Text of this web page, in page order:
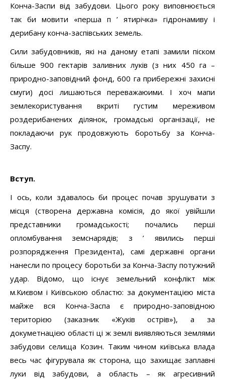
Конча-Заспи від забудови. Цього року виповнюється
так би мовити «перша п ’ ятирічка» гідронамиву і
дерибану конча-заспівських земель.
Сили забудовників, які на даному етапі замили піском
більше 900 гектарів заливних луків (з них 450 га –
природно-заповідний фонд, 600 га прибережні захисні
смуги) досі лишаються переважаюими. І хоч мапи
землекористування вкриті густим мереживом
роздерибанених ділянок, громадські організації, не
покладаючи рук продовжують боротьбу за Конча-
Заспу.
Вступ.
І ось, коли здавалось би процес почав зрушувати з
місця (створена державна комісія, до якої увійшли
представники громадськості; почались перші
опломбування земснарядів; з ’ явились перші
розпорядження Президента), самі державні органи
нанесли по процесу боротьби за Конча-Заспу потужний
удар. Відомо, що існує земельний конфлікт між
м.Києвом і Київською областю: за документацією міста
майже вся Конча-Заспа є природно-заповідною
територією (заказник «Жуків острів»), а за
докуметнацією області ці ж землі виявляються землями
забудови селища Козин. Таким чином київська влада
весь час фігурувала як сторона, що захищає заплавні
луки від забудови, а область – як агресивний